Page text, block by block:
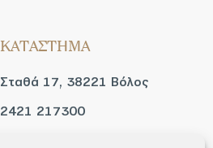
ΚΑΤΑΣΤΗΜΑ
Σταθά 17, 38221 Βόλος
2421 217300